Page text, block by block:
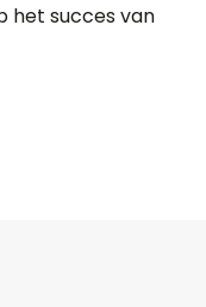
het succes van